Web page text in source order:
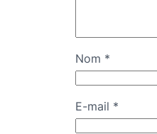
Nom *
E-mail *